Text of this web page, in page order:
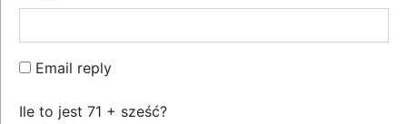
Email reply
Ile to jest 71 + sześć?